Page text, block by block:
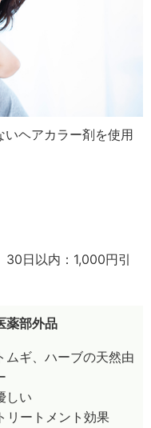
ヘアカラー剤を使用
日以内：1,000円引
薬部外品
ムギ、ハーブの天然由
しい
リートメント効果